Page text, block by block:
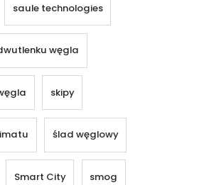
saule technologies
węgla
skipy
ślad węglowy
Smart City smog